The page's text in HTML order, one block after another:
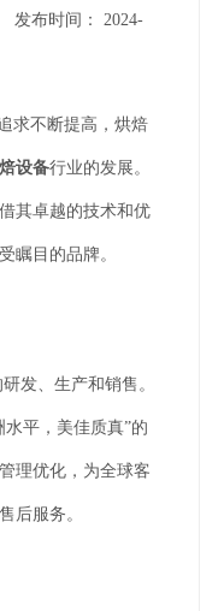
布时间： 2024-
求不断提高，烘焙
设备行业的发展。
其卓越的技术和优
瞩目的品牌。
发、生产和销售。
平，美佳质真”的
理优化，为全球客
后服务。